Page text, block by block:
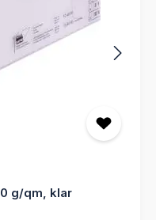
g/qm, klar